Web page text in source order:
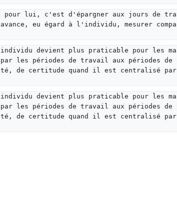
pour lui, c'est d'épargner aux jours de
eu égard à l'individu, mesurer
devient plus praticable pour les
les périodes de travail aux périodes de
de certitude quand il est centralisé par
devient plus praticable pour les
les périodes de travail aux périodes de
de certitude quand il est centralisé par